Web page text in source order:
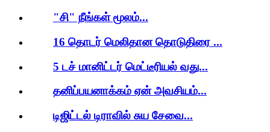
"சி" நீங்கள் மூலம்...
16 தொடர் மெலிதான தொடுதிரை ...
5 டச் மானிட்டர் மெட்டீரியல் வது...
தனிப்பயனாக்கம் ஏன் அவசியம்...
டிஜிட்டல் டிராவில் சுய சேவை...